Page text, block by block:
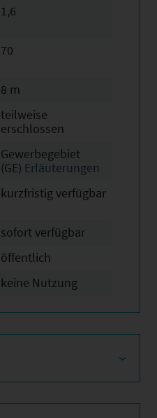
1,6
70
8 m
teilweise
erschlossen
Gewerbegebiet
(GE) Erläuterungen
kurzfristig verfügbar
sofort verfügbar
öffentlich
keine Nutzung